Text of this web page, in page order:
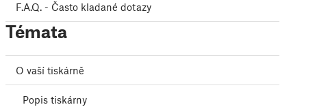
F.A.Q. - Často kladané dotazy
Témata
O vaší tiskárně
Popis tiskárny